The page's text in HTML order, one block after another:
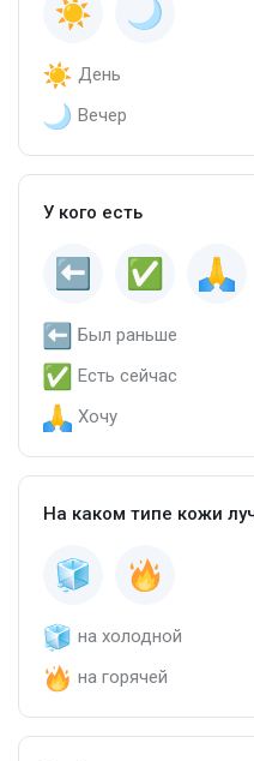
День
Вечер
У кого есть
Был раньше
Есть сейчас
Хочу
На каком типе кожи
на холодной
на горячей